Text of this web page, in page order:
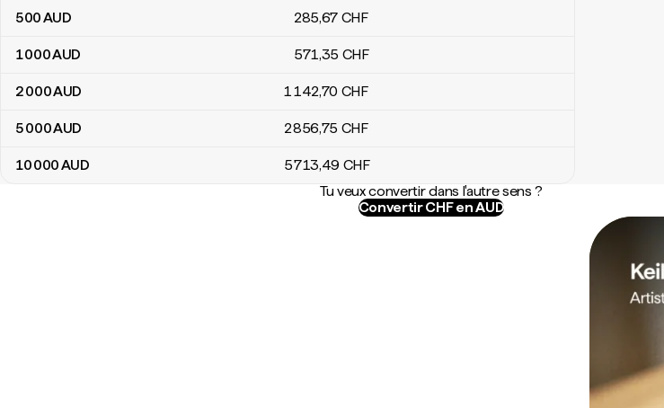
500AUD 285,67 CHF
1 000AUD 571,35 CHF
2 000AUD 1 142,70 CHF
5 000AUD 2 856,75 CHF
10 000AUD 5 713,49 CHF
Tu veux convertir dans l'autre sens ?
Convertir CHF en AUD